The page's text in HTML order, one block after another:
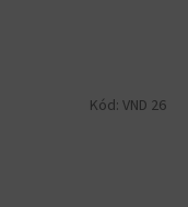
Kód: VND 26